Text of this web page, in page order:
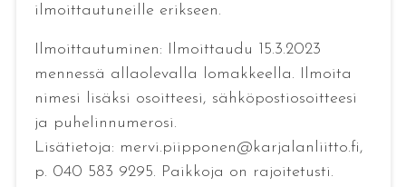
ilmoittautuneille erikseen.
Ilmoittautuminen: Ilmoittaudu 15.3.2023
mennessä allaolevalla lomakkeella. Ilmoita
nimesi lisäksi osoitteesi, sähköpostiosoitteesi
ja puhelinnumerosi.
Lisätietoja: mervi.piipponen@karjalanliitto.fi,
p. 040 583 9295. Paikkoja on rajoitetusti.